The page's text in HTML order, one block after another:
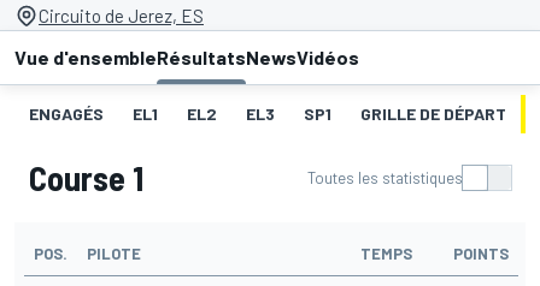
Circuito de Jerez, ES
Vue d'ensembleRésultatsNewsVidéos
ENGAGÉS EL1 EL2 EL3 SP1 GRILLE DE DÉPART
Course 1 Toutes les statistiques
POS. PILOTE TEMPS POINTS